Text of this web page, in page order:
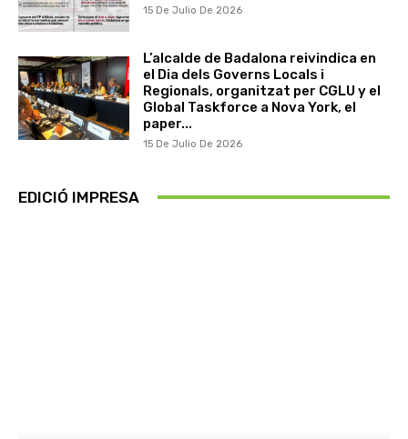
15 De Julio De 2026
L’alcalde de Badalona reivindica en
el Dia dels Governs Locals i
Regionals, organitzat per CGLU y el
Global Taskforce a Nova York, el
paper...
15 De Julio De 2026
EDICIÓ IMPRESA